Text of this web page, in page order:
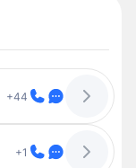
+44
+1